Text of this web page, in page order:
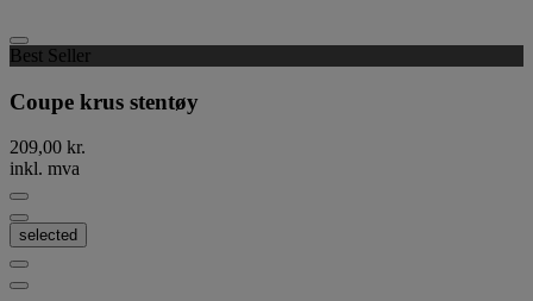
Best Seller
Coupe krus stentøy
209,00 kr.
inkl. mva
selected